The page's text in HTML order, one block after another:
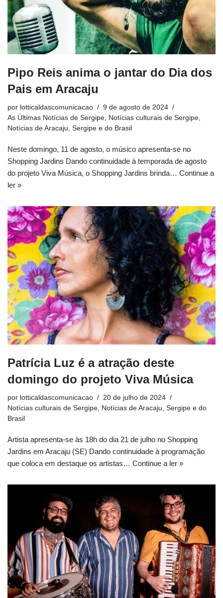
Pipo Reis anima o jantar do Dia dos
Pais em Aracaju
por lotticaldascomunicacao
9 de agosto de 2024
As Últimas Notícias de Sergipe Notícias culturais de Sergipe
Notícias de Aracaju, Sergipe e do Brasil
Neste domingo, 11 de agosto, o músico apresenta-se no
Shopping Jardins Dando continuidade à temporada de agosto
do projeto Viva Música, o Shopping Jardins brinda… Continue a
ler »
Patrícia Luz é a atração deste
domingo do projeto Viva Música
por lotticaldascomunicacao
20 de julho de 2024
Notícias culturais de Sergipe, Notícias de Aracaju, Sergipe e do
Brasil
Artista apresenta-se às 18h do dia 21 de julho no Shopping
Jardins em Aracaju (SE) Dando continuidade à programação
que coloca em destaque os artistas… Continue a ler »